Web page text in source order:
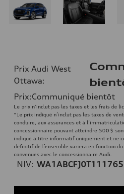
Prix Audi West
Ottawa:
Prix:Communiqué bientôt
Le prix n'inclut pas les taxes et les frais de
*Le prix indiqué n’inclut pas les taxes de
conduire, aux assurances et à
concessionnaire pouvant atteindre 500 $
indiqué à titre informatif uniquement et ne
définitif de l’ensemble variera en fonction
convenues avec le concessionnaire Audi.
NIV: